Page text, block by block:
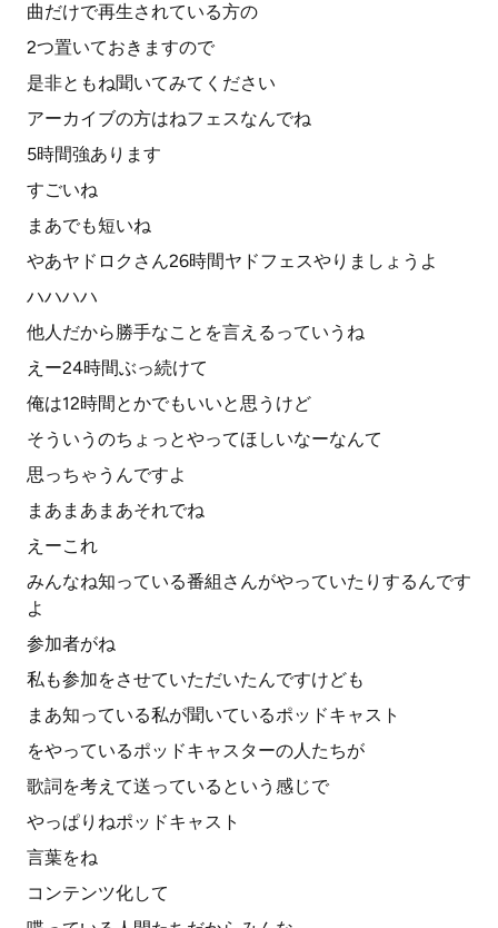
曲だけで再生されている方の
2つ置いておきますので
是非ともね聞いてみてください
アーカイブの方はねフェスなんでね
5時間強あります
すごいね
まあでも短いね
やあヤドロクさん26時間ヤドフェスやりましょうよ
ハハハハ
他人だから勝手なことを言えるっていうね
えー24時間ぶっ続けて
俺は12時間とかでもいいと思うけど
そういうのちょっとやってほしいなーなんて
思っちゃうんですよ
まあまあまあそれでね
えーこれ
みんなね知っている番組さんがやっていたりするんです
よ
参加者がね
私も参加をさせていただいたんですけども
まあ知っている私が聞いているポッドキャスト
をやっているポッドキャスターの人たちが
歌詞を考えて送っているという感じで
やっぱりねポッドキャスト
言葉をね
コンテンツ化して